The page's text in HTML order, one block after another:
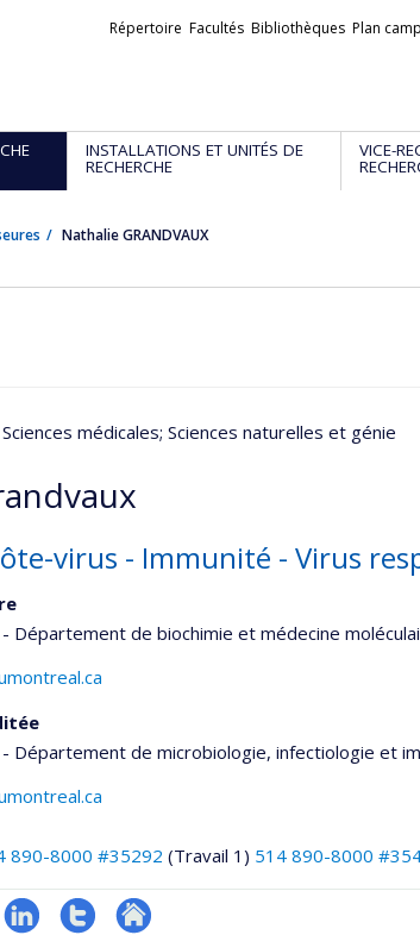
Liens
Répertoire Facultés Bibliothèques Plan
INSTALLATIONS ET UNITÉS DE
RECHERCHE
VICE-
Nathalie GRANDVAUX
médicales; Sciences naturelles et génie
virus - Immunité - Virus
Département de biochimie et médecine
Département de microbiologie, infectiologie et
890-8000 #35292 (Travail 1) 514 890-8000